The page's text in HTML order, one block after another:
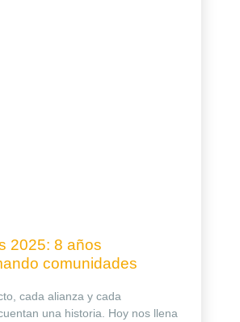
2025: 8 años
comunidades
cada alianza y cada
una historia. Hoy nos llena